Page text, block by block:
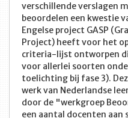
verschillende verslagen
beoordelen een kwestie
Engelse project GASP
Project) heeft voor het
criteria-lijst ontworpen
voor allerlei soorten
toelichting bij fase 3).
werk van Nederlandse
door de "werkgroep
een aantal docenten aan